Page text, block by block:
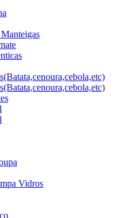
Vidros